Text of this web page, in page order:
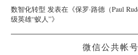
数智化转型 发表在《保罗·路德（Paul
级英雄“蚁人”》
微信公共帐号